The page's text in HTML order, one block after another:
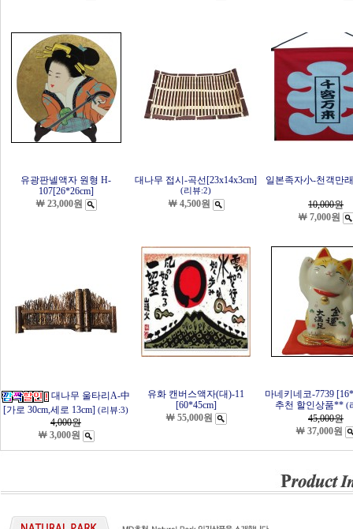
유광판넬액자 원형 H-
107[26*26cm]
￦ 23,000원
대나무 접시-곡선[23x14x3cm]
(리뷰:2)
￦ 4,500원
일본족자小-천객만
10,000원
￦ 7,000원
대나무 울타리A-中
[가로 30cm,세로 13cm] (리뷰:3)
4,000원
￦ 3,000원
유화 캔버스액자(대)-11
[60*45cm]
￦ 55,000원
마네키네코-7739
추천 할인상품** (
45,000원
￦ 37,000원